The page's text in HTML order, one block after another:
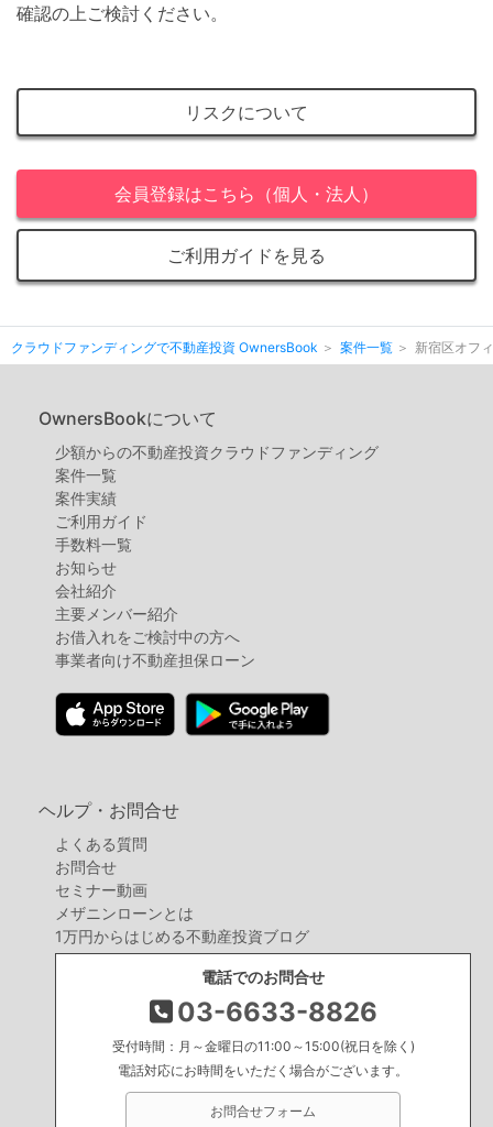
確認の上ご検討ください。
リスクについて
会員登録はこちら（個人・法人）
ご利用ガイドを見る
クラウドファンディングで不動産投資 OwnersBook 案件一覧 新宿区オフ
OwnersBookについて
少額からの不動産投資クラウドファンディング
案件⼀覧
案件実績
ご利用ガイド
手数料一覧
お知らせ
会社紹介
主要メンバー紹介
お借入れをご検討中の方へ
事業者向け不動産担保ローン
ヘルプ・お問合せ
よくある質問
お問合せ
セミナー動画
メザニンローンとは
1万円からはじめる不動産投資ブログ
電話でのお問合せ
03-6633-8826
受付時間：月～金曜日の11:00～15:00(祝日を除く)
電話対応にお時間をいただく場合がございます。
お問合せフォーム